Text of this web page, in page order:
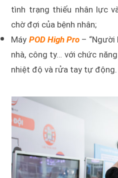
tình trạng thiếu nhân lực
chờ đợi của bệnh nhân;
Máy POD High Pro– “Người
nhà, công ty… với chức
nhiệt độ và rửa tay tự động.